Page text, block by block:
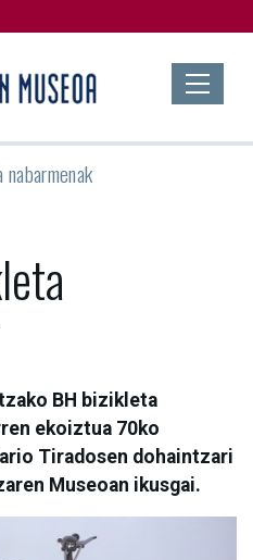
nabarmenak
BH bizikleta
ekoiztua 70ko
Tiradosen dohaintzari
Museoan ikusgai.